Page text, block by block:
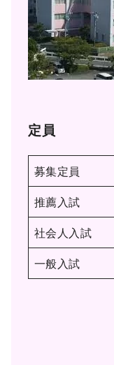
定員
募集定員
推薦入試
社会人入試
一般入試